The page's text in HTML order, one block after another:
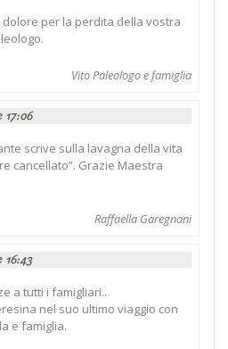
dolore per la perdita della vostra
Vito Paleologo e famiglia
scrive sulla lavagna della vita
cancellato”. Grazie Maestra
Raffaella Garegnani
a tutti i famigliari..
nel suo ultimo viaggio con
e famiglia.